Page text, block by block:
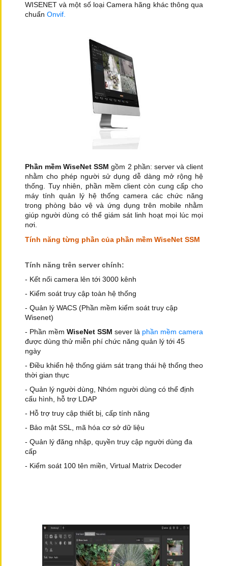
WISENET và một số loại Camera hãng khác thông qua
chuẩn Onvif.
Phần mềm WiseNet SSM gồm 2 phần: server và client
nhằm cho phép người sử dụng dễ dàng mở rộng hệ
thống. Tuy nhiên, phần mềm client còn cung cấp cho
máy tính quản lý hệ thống camera các chức năng
trong phòng bảo vệ và ứng dụng trên mobile nhằm
giúp người dùng có thể giám sát linh hoạt mọi lúc mọi
nơi.
Tính năng từng phần của phần mềm WiseNet SSM
Tính năng trên server chính:
- Kết nối camera lên tới 3000 kênh
- Kiểm soát truy cập toàn hệ thống
- Quản lý WACS (Phần mềm kiểm soát truy cập
Wisenet)
- Phần mềm WiseNet SSM sever là phần mềm camera
được dùng thử miễn phí chức năng quản lý tới 45
ngày
- Điều khiển hệ thống giám sát trạng thái hệ thống theo
thời gian thực
- Quản lý người dùng, Nhóm người dùng có thể định
cấu hình, hỗ trợ LDAP
- Hỗ trợ truy cập thiết bị, cấp tính năng
- Bảo mật SSL, mã hóa cơ sở dữ liệu
- Quản lý đăng nhập, quyền truy cập người dùng đa
cấp
- Kiểm soát 100 tên miền, Virtual Matrix Decoder